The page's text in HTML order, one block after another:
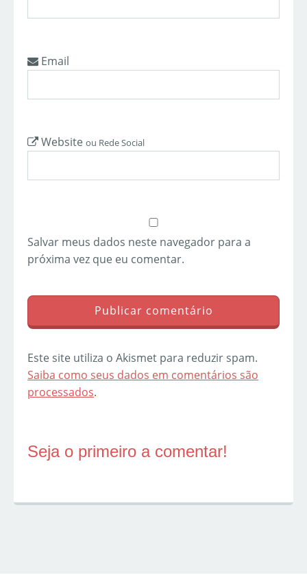
Email
Website ou Rede Social
Salvar meus dados neste navegador para a
próxima vez que eu comentar.
Este site utiliza o Akismet para reduzir spam.
Saiba como seus dados em comentários são
processados.
Seja o primeiro a comentar!